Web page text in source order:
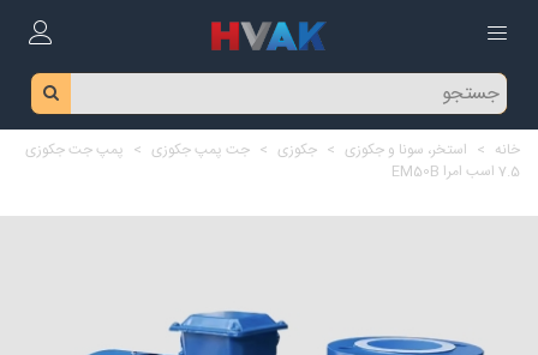
خانه > استخر، سونا و جکوزی > جکوزی > جت پمپ جکوزی > پمپ جت جکوزی
7.5 اسب امرا EM50B